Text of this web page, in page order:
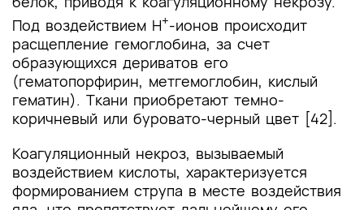
Под воздействием Н+-ионов происходит
расщепление гемоглобина, за счет
образующихся дериватов его
(гематопорфирин, метгемоглобин, кислый
гематин). Ткани приобретают темно-
коричневый или буровато-черный цвет [42].
Коагуляционный некроз, вызываемый
воздействием кислоты, характеризуется
формированием струпа в месте воздействия